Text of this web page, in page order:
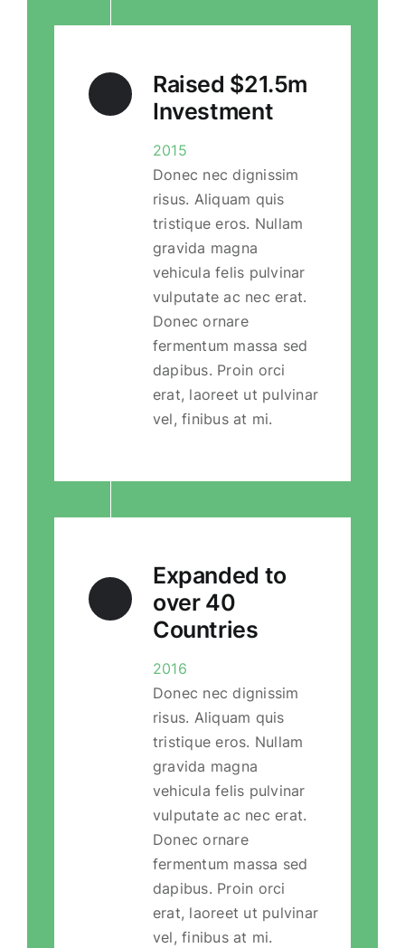
Raised $21.5m
Investment
2015
Donec nec dignissim
risus. Aliquam quis
tristique eros. Nullam
gravida magna
vehicula felis pulvinar
vulputate ac nec erat.
Donec ornare
fermentum massa sed
dapibus. Proin orci
erat, laoreet ut pulvinar
vel, finibus at mi.
Expanded to
over 40
Countries
2016
Donec nec dignissim
risus. Aliquam quis
tristique eros. Nullam
gravida magna
vehicula felis pulvinar
vulputate ac nec erat.
Donec ornare
fermentum massa sed
dapibus. Proin orci
erat, laoreet ut pulvinar
vel, finibus at mi.